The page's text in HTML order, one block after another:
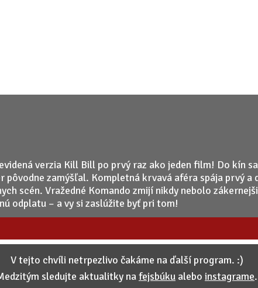
verzia Kill Bill po prvý raz ako jeden film! Do kín
pôvodne zamýšľal. Kompletná krvavá aféra spája prvý a
scén. Vražedné Komando zmijí nikdy nebolo
odplatu – a vy si zaslúžite byť pri tom!
V tejto chvíli netrpezlivo čakáme na ďalší program. :)
sledujte aktualitky nafejsbúku alebo instagrame.